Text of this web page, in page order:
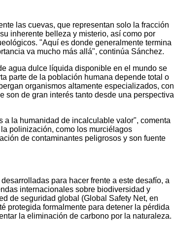
las cuevas, que representan solo la fracción
inherente belleza y misterio, así como por
"Aquí es donde generalmente termina
va mucho más allá", continúa Sánchez.
agua dulce líquida disponible en el mundo se
parte de la población humana depende total o
organismos altamente especializados, con
son de gran interés tanto desde una perspectiva
la humanidad de incalculable valor", comenta
polinización, como los murciélagos
de contaminantes peligrosos y son fuente
para hacer frente a este desafío, a
internacionales sobre biodiversidad y
de seguridad global (Global Safety Net, en
protegida formalmente para detener la pérdida
la eliminación de carbono por la naturaleza.